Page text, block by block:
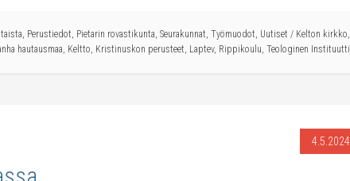
, Perustiedot, Pietarin rovastikunta, Seurakunnat, Työmuodot, Uutiset / Kelton kirkko,
hautausmaa, Keltto, Kristinuskon perusteet, Laptev, Rippikoulu, Teologinen Instituutti
4.5.2024